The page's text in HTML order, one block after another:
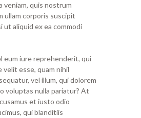
veniam, quis nostrum
ullam corporis suscipit
ut aliquid ex ea commodi
eum iure reprehenderit, qui
velit esse, quam nihil
vel illum, qui dolorem
voluptas nulla pariatur? At
et iusto odio
qui blanditiis